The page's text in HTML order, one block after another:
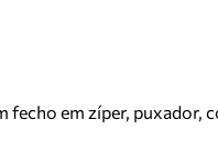
em zíper, puxador,